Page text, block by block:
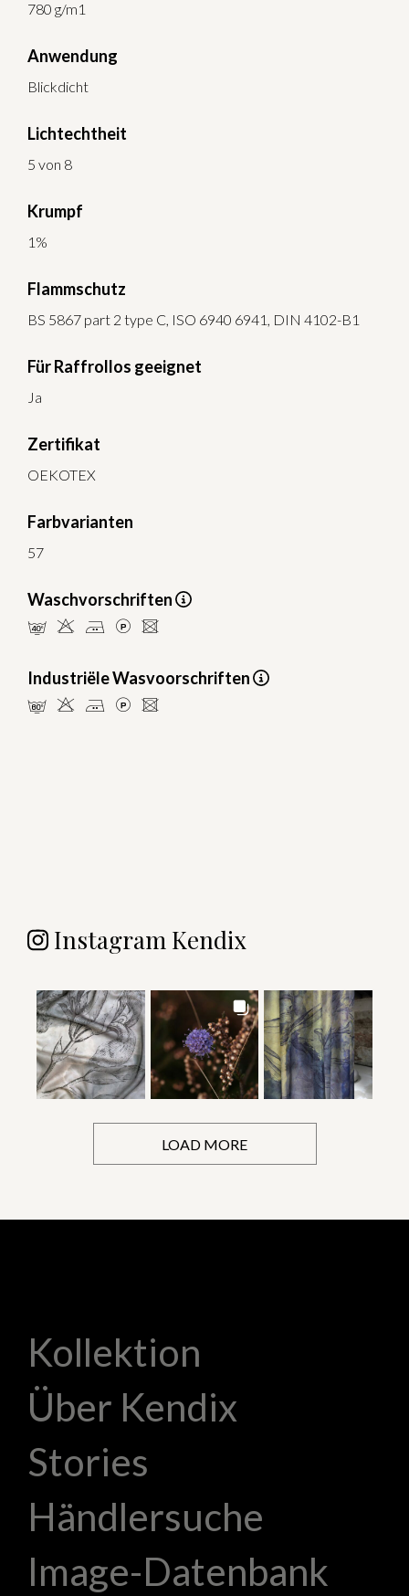
780 g/m1
Anwendung
Blickdicht
Lichtechtheit
5 von 8
Krumpf
1%
Flammschutz
BS 5867 part 2 type C, ISO 6940 6941, DIN 4102-B1
Für Raffrollos geeignet
Ja
Zertifikat
OEKOTEX
Farbvarianten
57
Waschvorschriften
nHELU
Industriële Wasvoorschriften
pHELU
Instagram Kendix
LOAD MORE
Kollektion
Über Kendix
Stories
Händlersuche
Image-Datenbank